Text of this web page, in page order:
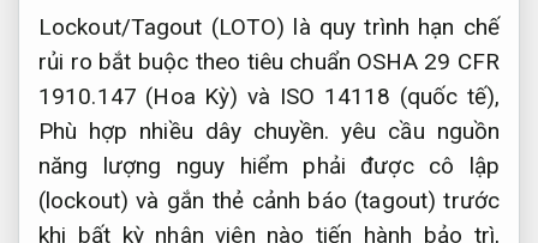
Lockout/Tagout (LOTO) là quy trình hạn chế
rủi ro bắt buộc theo tiêu chuẩn OSHA 29 CFR
1910.147 (Hoa Kỳ) và ISO 14118 (quốc tế),
Phù hợp nhiều dây chuyền. yêu cầu nguồn
năng lượng nguy hiểm phải được cô lập
(lockout) và gắn thẻ cảnh báo (tagout) trước
khi bất kỳ nhân viên nào tiến hành bảo trì,